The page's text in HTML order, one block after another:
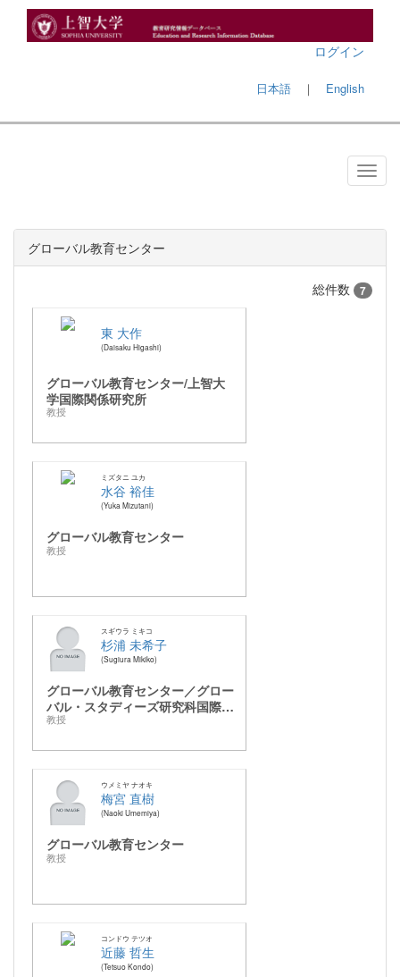
ログイン
日本語 ｜ English
グローバル教育センター
総件数 7
東 大作
Daisaku Higashi
グローバル教育センター/上智大
学国際関係研究所
教授
ミズタニ ユカ
水谷 裕佳
Yuka Mizutani
グローバル教育センター
教授
スギウラ ミキコ
杉浦 未希子
Sugiura Mikiko
グローバル教育センター／グロー
バル・スタディーズ研究科国際協
力学専攻
教授
ウメミヤ ナオキ
梅宮 直樹
Naoki Umemiya
グローバル教育センター
教授
コンドウ テツオ
近藤 哲生
Tetsuo Kondo